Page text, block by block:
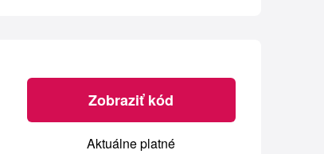
Zobraziť kód
Aktuálne platné